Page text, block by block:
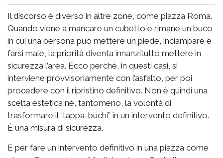
Il discorso è diverso in altre zone, come piazza Roma.
Quando viene a mancare un cubetto e rimane un buco
in cui una persona può mettere un piede, inciampare e
farsi male, la priorità diventa innanzitutto mettere in
sicurezza l’area. Ecco perché, in questi casi, si
interviene provvisoriamente con l’asfalto, per poi
procedere con il ripristino definitivo. Non è quindi una
scelta estetica né, tantomeno, la volontà di
trasformare il “tappa-buchi” in un intervento definitivo.
È una misura di sicurezza.
E per fare un intervento definitivo in una piazza come